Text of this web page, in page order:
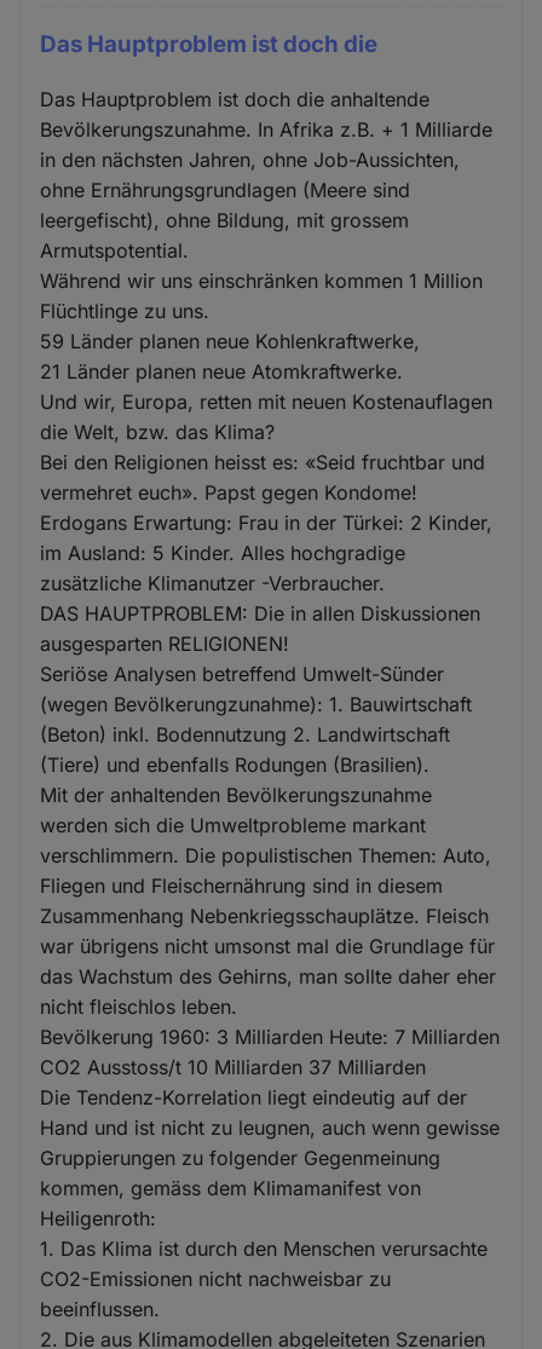
Das Hauptproblem ist doch die
Das Hauptproblem ist doch die anhaltende
Bevölkerungszunahme. In Afrika z.B. + 1 Milliarde
in den nächsten Jahren, ohne Job-Aussichten,
ohne Ernährungsgrundlagen (Meere sind
leergefischt), ohne Bildung, mit grossem
Armutspotential.
Während wir uns einschränken kommen 1 Million
Flüchtlinge zu uns.
59 Länder planen neue Kohlenkraftwerke,
21 Länder planen neue Atomkraftwerke.
Und wir, Europa, retten mit neuen Kostenauflagen
die Welt, bzw. das Klima?
Bei den Religionen heisst es: «Seid fruchtbar und
vermehret euch». Papst gegen Kondome!
Erdogans Erwartung: Frau in der Türkei: 2 Kinder,
im Ausland: 5 Kinder. Alles hochgradige
zusätzliche Klimanutzer -Verbraucher.
DAS HAUPTPROBLEM: Die in allen Diskussionen
ausgesparten RELIGIONEN!
Seriöse Analysen betreffend Umwelt-Sünder
(wegen Bevölkerungzunahme): 1. Bauwirtschaft
(Beton) inkl. Bodennutzung 2. Landwirtschaft
(Tiere) und ebenfalls Rodungen (Brasilien).
Mit der anhaltenden Bevölkerungszunahme
werden sich die Umweltprobleme markant
verschlimmern. Die populistischen Themen: Auto,
Fliegen und Fleischernährung sind in diesem
Zusammenhang Nebenkriegsschauplätze. Fleisch
war übrigens nicht umsonst mal die Grundlage für
das Wachstum des Gehirns, man sollte daher eher
nicht fleischlos leben.
Bevölkerung 1960: 3 Milliarden Heute: 7 Milliarden
CO2 Ausstoss/t 10 Milliarden 37 Milliarden
Die Tendenz-Korrelation liegt eindeutig auf der
Hand und ist nicht zu leugnen, auch wenn gewisse
Gruppierungen zu folgender Gegenmeinung
kommen, gemäss dem Klimamanifest von
Heiligenroth:
1. Das Klima ist durch den Menschen verursachte
CO2-Emissionen nicht nachweisbar zu
beeinflussen.
2. Die aus Klimamodellen abgeleiteten Szenarien